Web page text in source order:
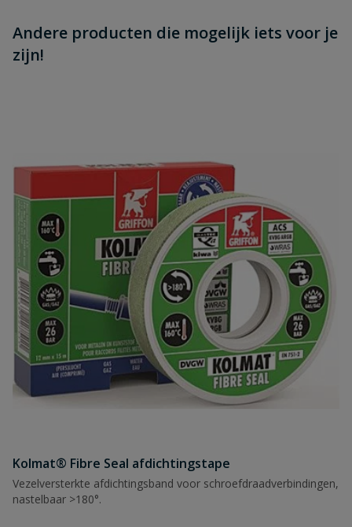
Andere producten die mogelijk iets voor je
zijn!
Kolmat® Fibre Seal afdichtingstape
Vezelversterkte afdichtingsband voor schroefdraadverbindingen,
nastelbaar >180°.